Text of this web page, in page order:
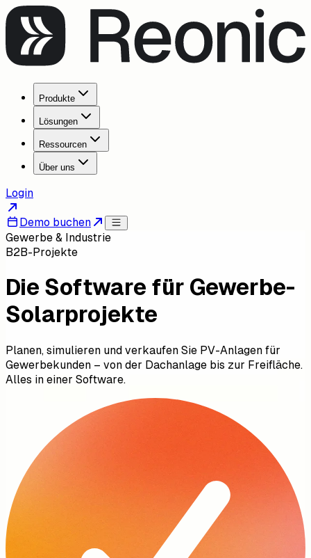
Produkte
Lösungen
Ressourcen
Über uns
Login
Demo buchen
Gewerbe & Industrie
B2B-Projekte
Die Software für Gewerbe-
Solarprojekte
Planen, simulieren und verkaufen Sie PV-Anlagen für
Gewerbekunden – von der Dachanlage bis zur Freifläche.
Alles in einer Software.